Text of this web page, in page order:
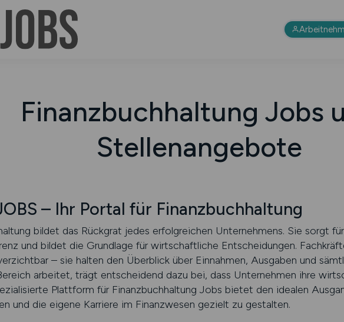
Finanzbuchhaltung Jobs
Stellenangebote
– Ihr Portal für Finanzbuchhaltung
bildet das Rückgrat jedes erfolgreichen Unternehmens. Sie sorgt
und bildet die Grundlage für wirtschaftliche Entscheidungen.
– sie halten den Überblick über Einnahmen, Ausgaben und
arbeitet, trägt entscheidend dazu bei, dass Unternehmen ihre
Plattform für Finanzbuchhaltung Jobs bietet den idealen
und die eigene Karriere im Finanzwesen gezielt zu gestalten.